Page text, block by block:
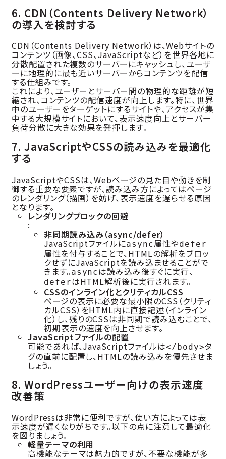
6. CDN（Contents Delivery Network）
の導入を検討する
CDN（Contents Delivery Network）は、Webサイトの
コンテンツ（画像、CSS、JavaScriptなど）を世界各地に
分散配置された複数のサーバーにキャッシュし、ユーザ
ーに地理的に最も近いサーバーからコンテンツを配信
する仕組みです。
これにより、ユーザーとサーバー間の物理的な距離が短
縮され、コンテンツの配信速度が向上します。特に、世界
中のユーザーをターゲットにするサイトや、アクセスが集
中する大規模サイトにおいて、表示速度向上とサーバー
負荷分散に大きな効果を発揮します。
7. JavaScriptやCSSの読み込みを最適化
する
JavaScriptやCSSは、Webページの見た目や動きを制
御する重要な要素ですが、読み込み方によってはページ
のレンダリング（描画）を妨げ、表示速度を遅らせる原因
となります。
レンダリングブロックの回避
:
非同期読み込み（async/defer）
JavaScriptファイルにasync属性やdefer
属性を付与することで、HTMLの解析をブロッ
クせずにJavaScriptを読み込ませることがで
きます。 asyncは読み込み後すぐに実行、
deferはHTML解析後に実行されます。
CSSのインライン化とクリティカルCSS
ページの表示に必要な最小限のCSS（クリティ
カルCSS）をHTML内に直接記述（インライン
化）し、残りのCSSは非同期で読み込むことで、
初期表示の速度を向上させます。
JavaScriptファイルの配置
可能であれば、JavaScriptファイルは</body>タ
グの直前に配置し、HTMLの読み込みを優先させま
しょう。
8. WordPressユーザー向けの表示速度
改善策
WordPressは非常に便利ですが、使い方によっては表
示速度が遅くなりがちです。以下の点に注意して最適化
を図りましょう。
軽量テーマの利用
高機能なテーマは魅力的ですが、不要な機能が多